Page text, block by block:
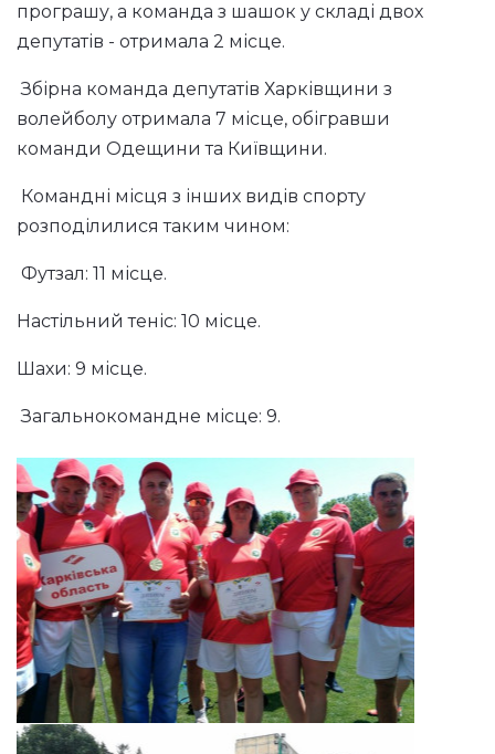
програшу, а команда з шашок у складі двох
депутатів - отримала 2 місце.
Збірна команда депутатів Харківщини з
волейболу отримала 7 місце, обігравши
команди Одещини та Київщини.
Командні місця з інших видів спорту
розподілилися таким чином:
Футзал: 11 місце.
Настільний теніс: 10 місце.
Шахи: 9 місце.
Загальнокомандне місце: 9.